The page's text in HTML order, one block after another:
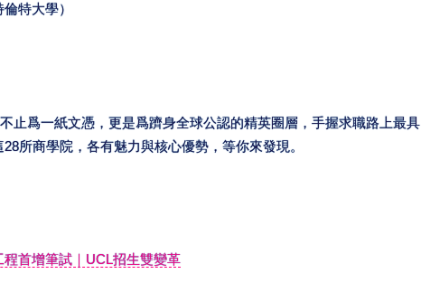
特大學）
止爲一紙文憑，更是爲躋身全球公認的精英圈層，手握求職路上最具
所商學院，各有魅力與核心優勢，等你來發現。
程首增筆試｜UCL招生雙變革